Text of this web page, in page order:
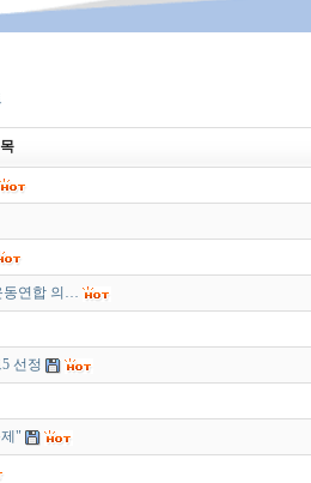
동연합 의…
선정
"